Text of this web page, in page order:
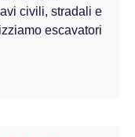
civili, stradali e
escavatori